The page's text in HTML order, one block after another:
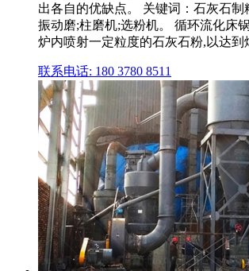
出各自的优缺点。 关键词：石灰石制
振动磨;柱磨机;选粉机。 循环流化床
炉内喷射一定粒度的石灰石粉,以达到
联系电话: 180 3780 8511